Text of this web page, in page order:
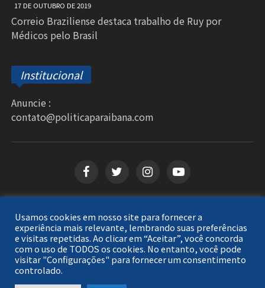
17 DE OUTUBRO DE 2019
Correio Braziliense destaca trabalho de Ruy por
Médicos pelo Brasil
Institucional
Anuncie :
contato@politicaparaibana.com
Copyright © 2026Política Paraibana. Todos os
direitos reservados.
Usamos cookies em nosso site para fornecer a
experiência mais relevante, lembrando suas preferências
e visitas repetidas. Ao clicar em “Aceitar”, você concorda
com o uso de TODOS os cookies. No entanto, você pode
visitar "Configurações" para fornecer um consentimento
controlado.